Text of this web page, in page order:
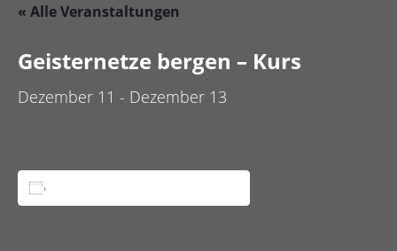
« Alle Veranstaltungen
Geisternetze bergen – Kurs
Dezember 11 - Dezember 13